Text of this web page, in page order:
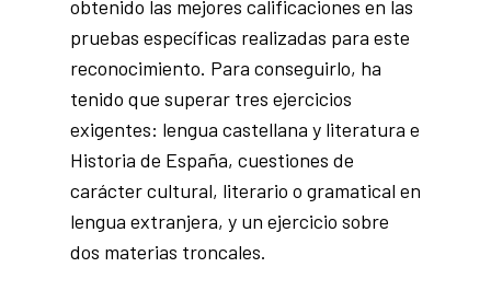
obtenido las mejores calificaciones en las
pruebas específicas realizadas para este
reconocimiento. Para conseguirlo, ha
tenido que superar tres ejercicios
exigentes: lengua castellana y literatura e
Historia de España, cuestiones de
carácter cultural, literario o gramatical en
lengua extranjera, y un ejercicio sobre
dos materias troncales.